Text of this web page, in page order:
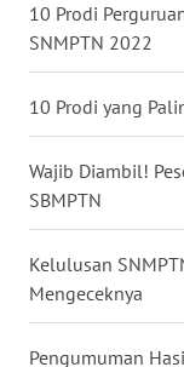
10 Prodi
SNMPTN 2022
10 Prodi yang
Wajib Diambil!
SBMPTN
Kelulusan
Mengeceknya
Pengumuman
WN
BALI
WN
KALBAR
WN
KALTENG